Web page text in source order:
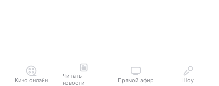
Кино онлайн
Читать
новости
Прямой эфир Шоу